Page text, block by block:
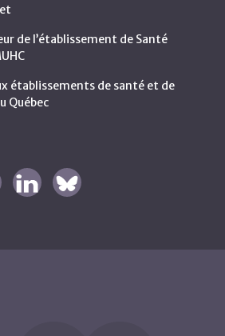
de l’établissement de Santé
établissements de santé et de
Québec